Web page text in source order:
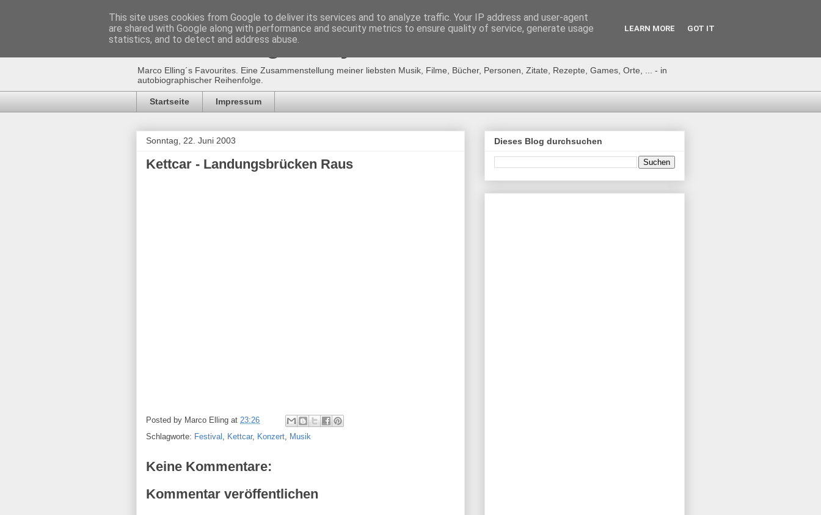
Marco Elling´s "MyFavourites"
Marco Elling´s Favourites. Eine Zusammenstellung meiner liebsten Musik, Filme, Bücher, Personen, Zitate, Rezepte, Games, Orte, ... - in
autobiographischer Reihenfolge.
Startseite Impressum
Sonntag, 22. Juni 2003
Kettcar - Landungsbrücken Raus
Posted by Marco Elling at 23:26
Schlagworte: Festival Kettcar, Konzert Musik
Keine Kommentare:
Kommentar veröffentlichen
Dieses Blog durchsuchen
This site uses cookies from Google to deliver its services and to analyze traffic. Your IP address and user-agent
are shared with Google along with performance and security metrics to ensure quality of service, generate usage
statistics, and to detect and address abuse.
LEARN MORE GOT IT